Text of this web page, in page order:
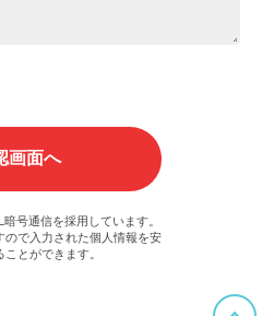
号通信を採用しています。
ので入力された個人情報を安
とができます。